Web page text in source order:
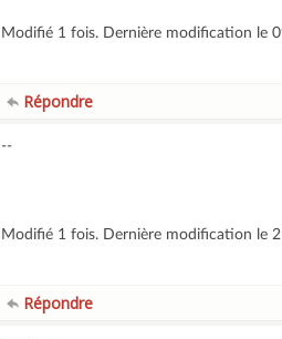
Modifié 1 fois. Dernière modification le
Répondre
--
Modifié 1 fois. Dernière modification le
Répondre